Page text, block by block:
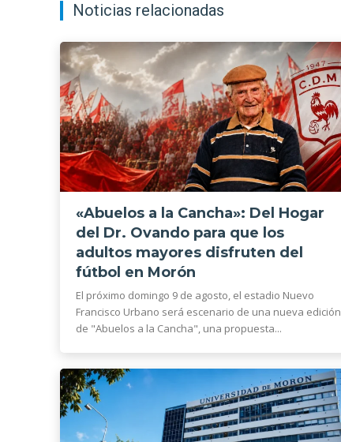
Noticias relacionadas
«Abuelos a la Cancha»: Del Hogar
del Dr. Ovando para que los
adultos mayores disfruten del
fútbol en Morón
El próximo domingo 9 de agosto, el estadio Nuevo
Francisco Urbano será escenario de una nueva edición
de "Abuelos a la Cancha", una propuesta...